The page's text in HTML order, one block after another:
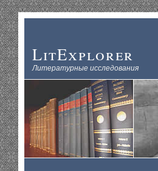
LitExplorer
Литературные исследования